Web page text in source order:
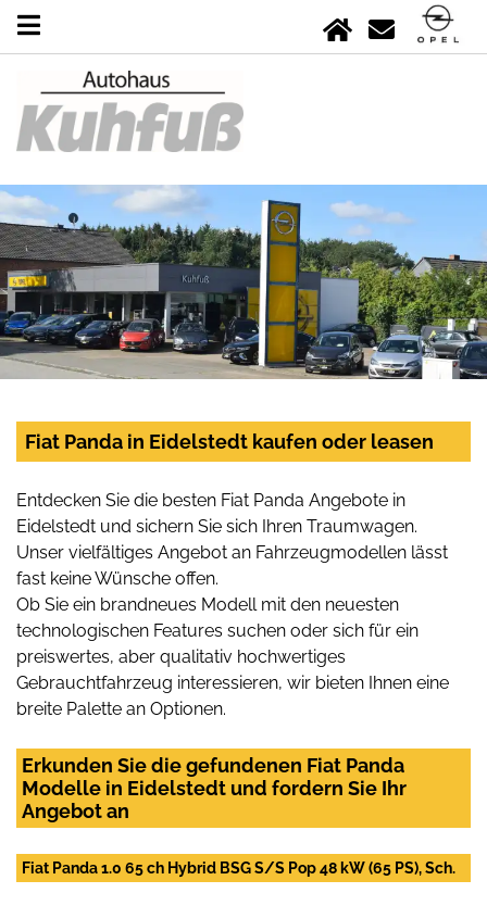
Fiat Panda in Eidelstedt kaufen oder leasen
Entdecken Sie die besten Fiat Panda Angebote in
Eidelstedt und sichern Sie sich Ihren Traumwagen.
Unser vielfältiges Angebot an Fahrzeugmodellen lässt
fast keine Wünsche offen.
Ob Sie ein brandneues Modell mit den neuesten
technologischen Features suchen oder sich für ein
preiswertes, aber qualitativ hochwertiges
Gebrauchtfahrzeug interessieren, wir bieten Ihnen eine
breite Palette an Optionen.
Erkunden Sie die gefundenen Fiat Panda
Modelle in Eidelstedt und fordern Sie Ihr
Angebot an
Fiat Panda 1.0 65 ch Hybrid BSG S/S Pop 48 kW (65 PS), Sch.